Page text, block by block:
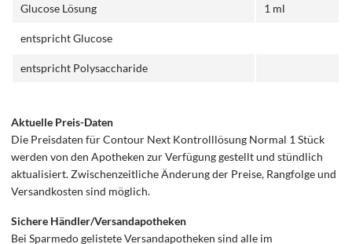
Glucose Lösung 1 ml
entspricht Glucose
entspricht Polysaccharide
Aktuelle Preis-Daten
Die Preisdaten für Contour Next Kontrolllösung Normal 1 Stück
werden von den Apotheken zur Verfügung gestellt und stündlich
aktualisiert. Zwischenzeitliche Änderung der Preise, Rangfolge und
Versandkosten sind möglich.
Sichere Händler/Versandapotheken
Bei Sparmedo gelistete Versandapotheken sind alle im